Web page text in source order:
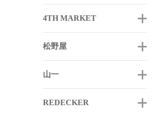
4TH MARKET
松野屋
山一
REDECKER